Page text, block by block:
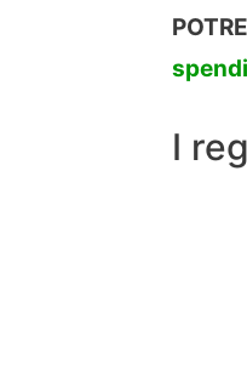
I